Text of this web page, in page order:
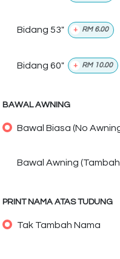
Bidang 53" + RM 6.00
Bidang 60" + RM 10.00
BAWAL AWNING
Bawal Biasa (No
Bawal Awning
PRINT NAMA ATAS TUDUNG
Tak Tambah Nama